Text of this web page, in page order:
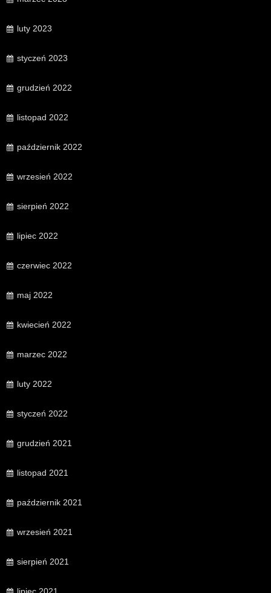
luty 2023
styczeń 2023
grudzień 2022
listopad 2022
październik 2022
wrzesień 2022
sierpień 2022
lipiec 2022
czerwiec 2022
maj 2022
kwiecień 2022
marzec 2022
luty 2022
styczeń 2022
grudzień 2021
listopad 2021
październik 2021
wrzesień 2021
sierpień 2021